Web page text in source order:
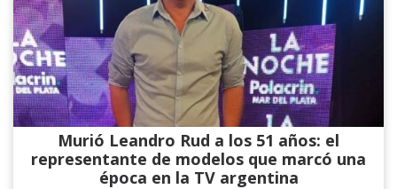
Murió Leandro Rud a los 51 años: el
representante de modelos que marcó una
época en la TV argentina